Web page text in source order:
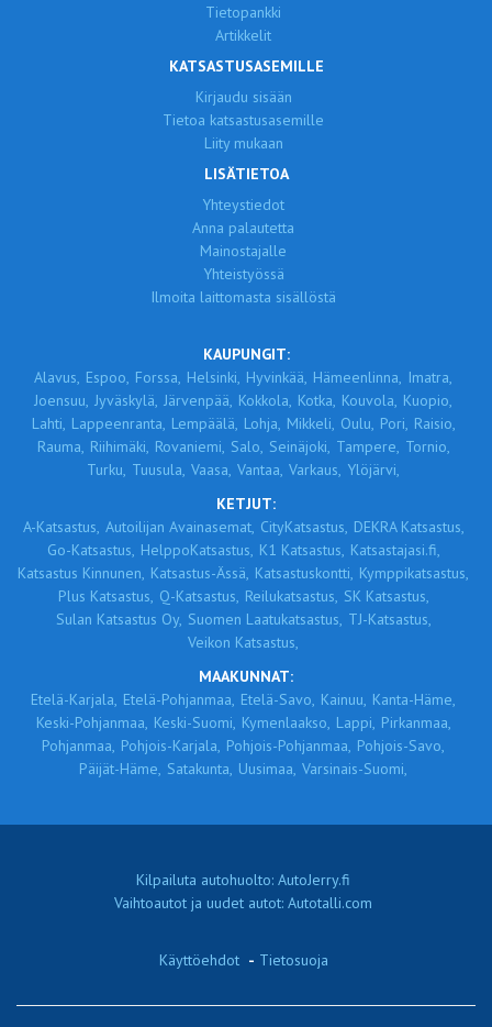
Tietopankki
Artikkelit
KATSASTUSASEMILLE
Kirjaudu sisään
Tietoa katsastusasemille
Liity mukaan
LISÄTIETOA
Yhteystiedot
Anna palautetta
Mainostajalle
Yhteistyössä
Ilmoita laittomasta sisällöstä
KAUPUNGIT:
Alavus, Espoo, Forssa, Helsinki, Hyvinkää, Hämeenlinna, Imatra,
Joensuu, Jyväskylä, Järvenpää, Kokkola, Kotka, Kouvola, Kuopio,
Lahti, Lappeenranta, Lempäälä, Lohja, Mikkeli, Oulu, Pori, Raisio,
Rauma, Riihimäki, Rovaniemi, Salo, Seinäjoki, Tampere, Tornio,
Turku, Tuusula, Vaasa, Vantaa, Varkaus, Ylöjärvi,
KETJUT:
A-Katsastus, Autoilijan Avainasemat, CityKatsastus, DEKRA Katsastus,
Go-Katsastus, HelppoKatsastus, K1 Katsastus, Katsastajasi.fi,
Katsastus Kinnunen, Katsastus-Ässä, Katsastuskontti, Kymppikatsastus,
Plus Katsastus, Q-Katsastus, Reilukatsastus, SK Katsastus,
Sulan Katsastus Oy, Suomen Laatukatsastus, TJ-Katsastus,
Veikon Katsastus,
MAAKUNNAT:
Etelä-Karjala, Etelä-Pohjanmaa, Etelä-Savo, Kainuu, Kanta-Häme,
Keski-Pohjanmaa, Keski-Suomi, Kymenlaakso, Lappi, Pirkanmaa,
Pohjanmaa, Pohjois-Karjala, Pohjois-Pohjanmaa, Pohjois-Savo,
Päijät-Häme, Satakunta, Uusimaa, Varsinais-Suomi,
Kilpailuta autohuolto: AutoJerry.fi
Vaihtoautot ja uudet autot: Autotalli.com
Käyttöehdot - Tietosuoja